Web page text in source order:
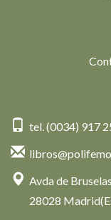
tel. (0034) 917
Avda de
28028